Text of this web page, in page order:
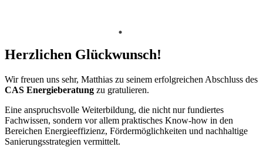
Herzlichen Glückwunsch!
Wir freuen uns sehr, Matthias zu seinem erfolgreichen Abschluss des
CAS Energieberatung zu gratulieren.
Eine anspruchsvolle Weiterbildung, die nicht nur fundiertes
Fachwissen, sondern vor allem praktisches Know-how in den
Bereichen Energieeffizienz, Fördermöglichkeiten und nachhaltige
Sanierungsstrategien vermittelt.